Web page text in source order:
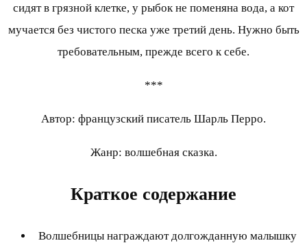
сидят в грязной клетке, у рыбок не поменяна вода, а кот
мучается без чистого песка уже третий день. Нужно быть
требовательным, прежде всего к себе.
***
Автор: французский писатель Шарль Перро.
Жанр: волшебная сказка.
Краткое содержание
Волшебницы награждают долгожданную малышку